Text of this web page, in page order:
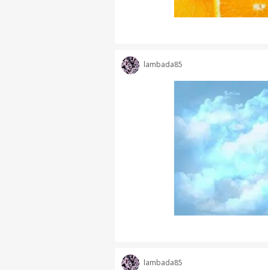
lambada85
lambada85